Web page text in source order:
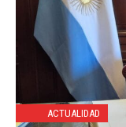
ACTUALIDAD